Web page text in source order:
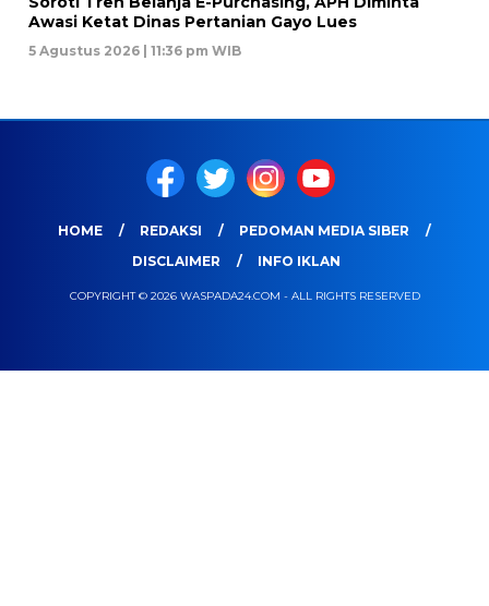
Awasi Ketat Dinas Pertanian Gayo Lues
5 Agustus 2026 | 11:36 pm WIB
HOME REDAKSI
PEDOMAN MEDIA SIBER
DISCLAIMER
INFO IKLAN
COPYRIGHT © 2026 WASPADA24.COM - ALL RIGHTS RESERVED